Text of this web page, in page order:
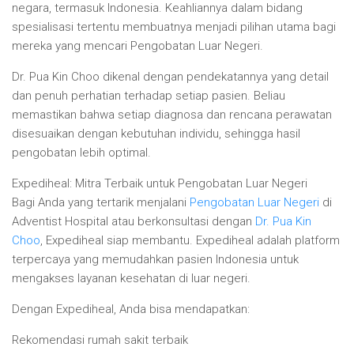
negara, termasuk Indonesia. Keahliannya dalam bidang
spesialisasi tertentu membuatnya menjadi pilihan utama bagi
mereka yang mencari Pengobatan Luar Negeri.
Dr. Pua Kin Choo dikenal dengan pendekatannya yang detail
dan penuh perhatian terhadap setiap pasien. Beliau
memastikan bahwa setiap diagnosa dan rencana perawatan
disesuaikan dengan kebutuhan individu, sehingga hasil
pengobatan lebih optimal.
Expediheal: Mitra Terbaik untuk Pengobatan Luar Negeri
Bagi Anda yang tertarik menjalani Pengobatan Luar Negeri di
Adventist Hospital atau berkonsultasi dengan Dr. Pua Kin
Choo, Expediheal siap membantu. Expediheal adalah platform
terpercaya yang memudahkan pasien Indonesia untuk
mengakses layanan kesehatan di luar negeri.
Dengan Expediheal, Anda bisa mendapatkan:
Rekomendasi rumah sakit terbaik